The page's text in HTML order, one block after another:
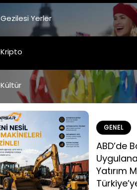
Gezilesi Yerler
Kripto
Kültür
GENEL
ABD’de
Yatırım